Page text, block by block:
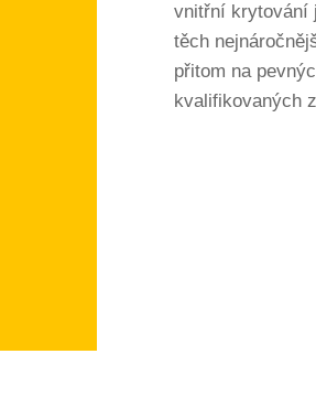
vnitřní krytování
těch
přitom na
kvalifikovaných